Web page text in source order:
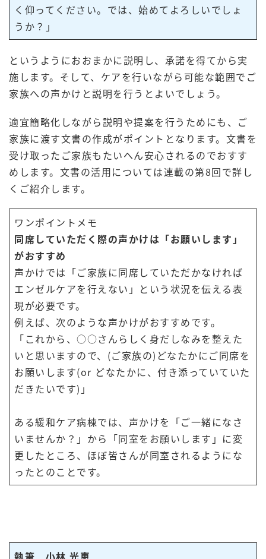
く仰ってください。では、始めてよろしいでしょ
うか？」
というようにおおまかに説明し、承諾を得てから実
施します。そして、ケアを行いながら可能な範囲でご
家族への声かけと説明を行うとよいでしょう。
適宜簡略化しながら説明や提案を行うためにも、ご
家族に渡す文書の作成がポイントとなります。文書を
受け取ったご家族もたいへん安心されるのでおすす
めします。文書の活用については連載の第8回で詳し
くご紹介します。
ワンポイントメモ
同席していただく際の声かけは「お願いします」
がおすすめ
声かけでは「ご家族に同席していただかなければ
エンゼルケアを行えない」という状況を伝える表
現が必要です。
例えば、次のような声かけがおすすめです。
「これから、○○さんらしく身だしなみを整えた
いと思いますので、(ご家族の)どなたかにご同席を
お願いします(or どなたかに、付き添っていていた
だきたいです)」
ある緩和ケア病棟では、声かけを「ご一緒になさ
いませんか？」から「同室をお願いします」に変
更したところ、ほぼ皆さんが同室されるようにな
ったとのことです。